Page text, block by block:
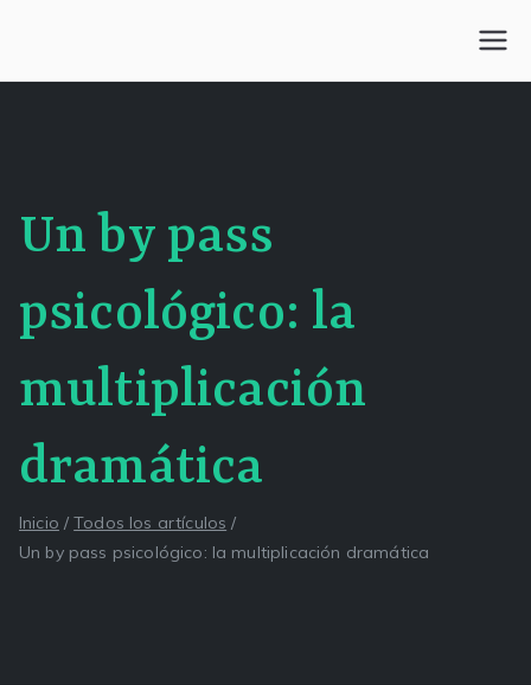
contenido
Centro Kesselman
Un by pass
psicológico: la
multiplicación
dramática
Inicio
Todos los artículos
Un by pass psicológico: la multiplicación dramática